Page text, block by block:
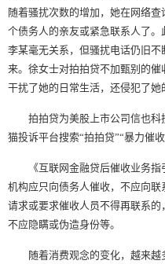
随着骚扰次数的增加，她在网络
个债务人的亲友或紧急联系人了
李某毫无关系，但骚扰电话仍旧
来。徐女士对拍拍贷不加甄别的
干扰了她的日常生活，还侵犯了她
拍拍贷为美股上市公司信也科
猫投诉平台搜索“拍拍贷”“暴力催
《互联网金融贷后催收业务指
机构应只向债务人催收，不应向
请求或要求催收人员不得再联系
不应隐瞒或伪造身份等。
随着消费观念的变化，越来越